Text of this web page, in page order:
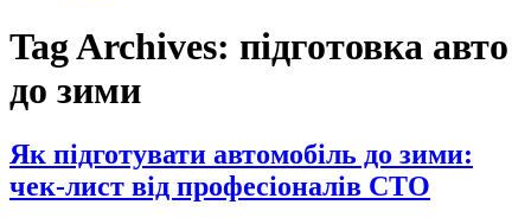
Tag Archives: підготовка авто
до зими
Як підготувати автомобіль до зими:
чек-лист від професіоналів СТО